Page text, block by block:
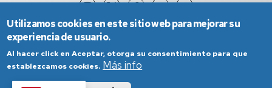
Utilizamos cookies en este sitio web para mejorar su
experiencia de usuario.
Al hacer click en Aceptar, otorga su consentimiento para que
establezcamos cookies. Más info